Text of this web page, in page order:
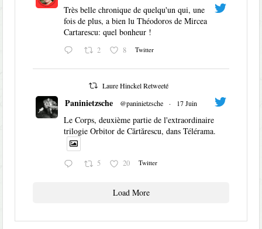
Très belle chronique de quelqu'un qui, une
fois de plus, a bien lu Théodoros de Mircea
Cartarescu: quel bonheur !
2 8 Twitter
Laure Hinckel Retweeté
Paninietzsche @paninietzsche · 17 Juin
Le Corps, deuxième partie de l'extraordinaire
trilogie Orbitor de Cărtărescu, dans Télérama.
5 20 Twitter
Load More